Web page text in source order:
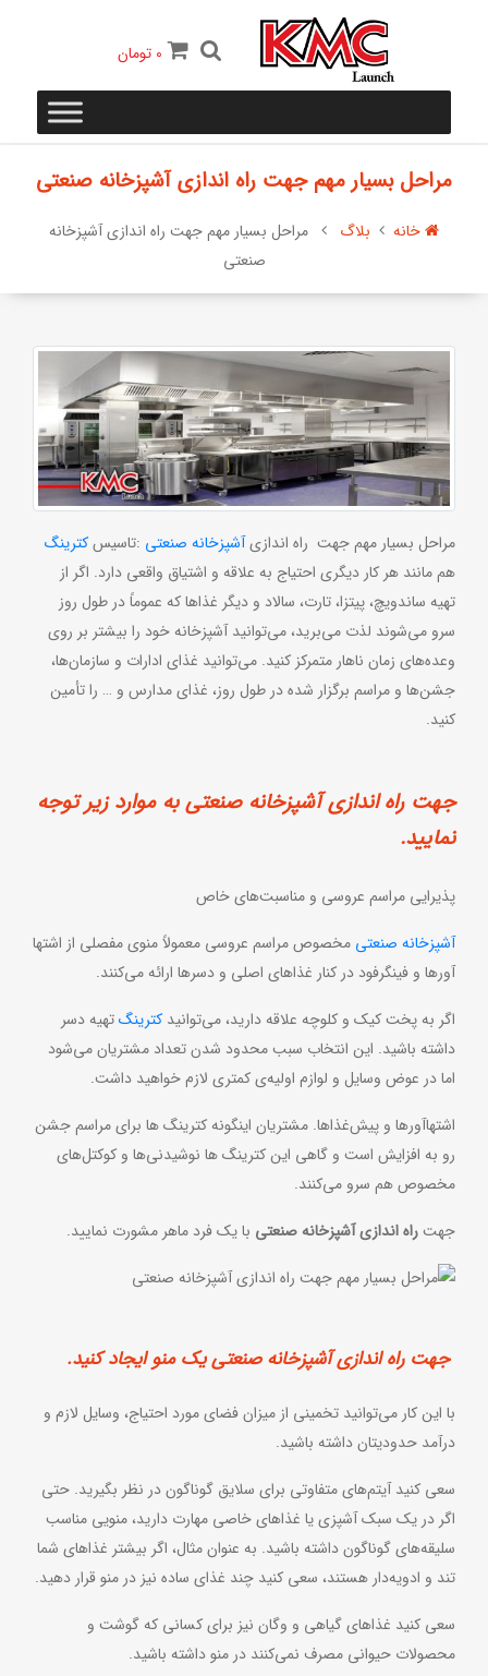
0 تومان
مراحل بسیار مهم جهت راه اندازی آشپزخانه صنعتی
خانه بلاگ
مراحل بسیار مهم جهت راه اندازی آشپزخانه
صنعتی
مراحل بسیار مهم جهت راه اندازیآشپزخانه صنعتی :تاسیسکترینگ
هم مانند هر کار دیگری احتیاج به علاقه و اشتیاق واقعی دارد. اگر از
تهیه ساندویچ، پیتزا، تارت، سالاد و دیگر غذاها که عموماً در طول روز
سرو می‌شوند لذت می‌برید،‌ می‌توانید آشپزخانه خود را بیشتر بر روی
وعده‌های زمان ناهار متمرکز کنید. می‌توانید غذای ادارات و سازمان‌ها‌،
جشن‌ها و مراسم برگزار شده در طول روز، غذای مدارس و … را تأمین
کنید.
جهت راه اندازی آشپزخانه صنعتی به موارد زیر توجه
نمایید.
پذیرایی مراسم عروسی و مناسبت‌های خاص
آشپزخانه صنعتی مخصوص مراسم عروسی معمولاً منوی مفصلی از اشتها
آورها و فینگرفود در کنار غذاهای اصلی و دسر‌ها ارائه می‌کنند.
اگر به پخت کیک و کلوچه علاقه دارید، می‌توانید کترینگتهیه دسر
داشته باشید. این انتخاب سبب محدود شدن تعداد مشتریان می‌شود
اما در عوض وسایل و لوازم اولیه‌ی کمتری لازم خواهید داشت.
اشتهاآورها و پیش‌غذاها. مشتریان اینگونه کترینگ ها برای مراسم جشن
رو به افزایش است و گاهی این کترینگ ها نوشیدنی‌ها و کوکتل‌های
مخصوص هم سرو می‌کنند.
جهتراه اندازی آشپزخانه صنعتی با یک فرد ماهر مشورت نمایید.
جهت راه اندازی آشپزخانه صنعتی یک منو ایجاد کنید.
با این کار می‌توانید تخمینی از میزان فضای مورد احتیاج، وسایل لازم و
درآمد حدودیتان داشته باشید.
سعی کنید آیتم‌های متفاوتی برای سلایق گوناگون در نظر بگیرید. حتی
اگر در یک سبک آشپزی یا غذاهای خاصی مهارت دارید، منویی مناسب
سلیقه‌های گوناگون داشته باشید. به عنوان مثال، اگر بیشتر غذاهای شما
تند و ادویه‌دار هستند، سعی کنید چند غذای ساده نیز در منو قرار دهید.
سعی کنید غذاهای گیاهی و وگان نیز برای کسانی که گوشت و
محصولات حیوانی مصرف نمی‌کنند در منو داشته باشید.